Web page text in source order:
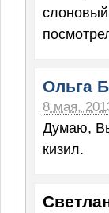
Ольга
8 мая,
Думаю,
кизил.